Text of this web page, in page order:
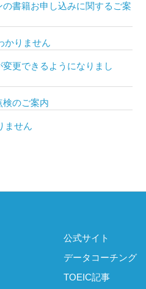
書籍お申し込みに関するご案
かりません
更できるようになりまし
検のご案内
ません
公式サイト
データコーチング
TOEIC記事